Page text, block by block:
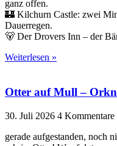
ganz offen.
🏰 Kilchurn Castle: zwei
Dauerregen.
🐻 Der Drovers Inn – der
Weiterlesen »
Otter auf Mull –
30. Juli 2026 4 Kommentare
gerade aufgestanden, noch